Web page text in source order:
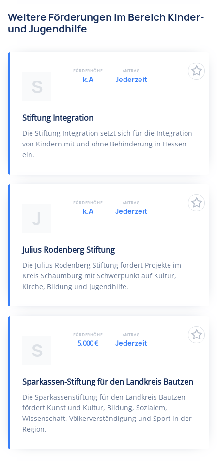
Weitere Förderungen im Bereich Kinder-
und Jugendhilfe
S
Stiftung Integration
Die Stiftung Integration setzt sich für die Integration
von Kindern mit und ohne Behinderung in Hessen
ein.
FÖRDERHÖHE
k.A
ANTRAG
Jederzeit
J
Julius Rodenberg Stiftung
Die Julius Rodenberg Stiftung fördert Projekte im
Kreis Schaumburg mit Schwerpunkt auf Kultur,
Kirche, Bildung und Jugendhilfe.
FÖRDERHÖHE
k.A
ANTRAG
Jederzeit
S
Sparkassen-Stiftung für den Landkreis Bautzen
Die Sparkassenstiftung für den Landkreis Bautzen
fördert Kunst und Kultur, Bildung, Sozialem,
Wissenschaft, Völkerverständigung und Sport in der
Region.
FÖRDERHÖHE
5.000 €
ANTRAG
Jederzeit